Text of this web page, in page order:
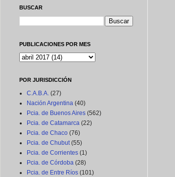
BUSCAR
PUBLICACIONES POR MES
POR JURISDICCIÓN
C.A.B.A. (27)
Nación Argentina (40)
Pcia. de Buenos Aires (562)
Pcia. de Catamarca (22)
Pcia. de Chaco (76)
Pcia. de Chubut (55)
Pcia. de Corrientes (1)
Pcia. de Córdoba (28)
Pcia. de Entre Ríos (101)